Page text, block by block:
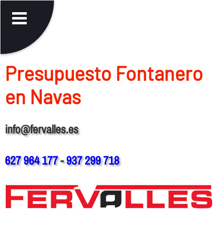
Presupuesto Fontanero
en Navas
info@fervalles.es
627 964 177-937 299 718